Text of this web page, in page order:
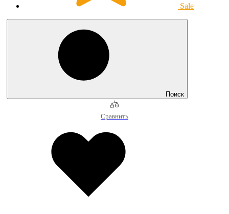
Sale
Поиск
Сравнить